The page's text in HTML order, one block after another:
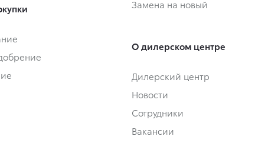
Замена на новый
О дилерском центре
Дилерский центр
Новости
Сотрудники
Вакансии